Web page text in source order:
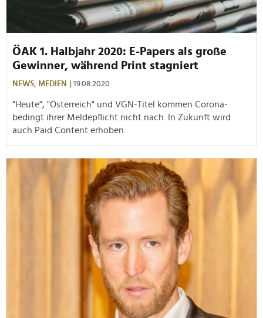
ÖAK 1. Halbjahr 2020: E-Papers als große
Gewinner, während Print stagniert
NEWS, MEDIEN | 19.08.2020
"Heute", "Österreich" und VGN-Titel kommen Corona-
bedingt ihrer Meldepflicht nicht nach. In Zukunft wird
auch Paid Content erhoben.